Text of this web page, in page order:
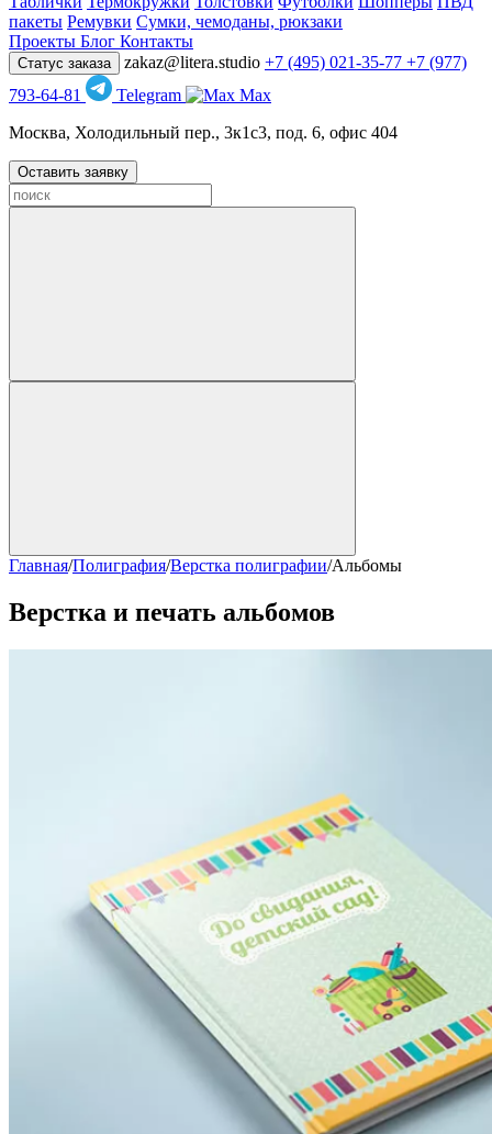
пакеты Ремувки Сумки, чемоданы, рюкзаки
Проекты Блог Контакты
Статус заказа zakaz@litera.studio +7 (495) 021-35-77 +7 (977)
793-64-81
Telegram
Max
Москва, Холодильный пер., 3к1с3, под. 6, офис 404
Оставить заявку
Главная/Полиграфия/Верстка полиграфии/Альбомы
Верстка и печать альбомов